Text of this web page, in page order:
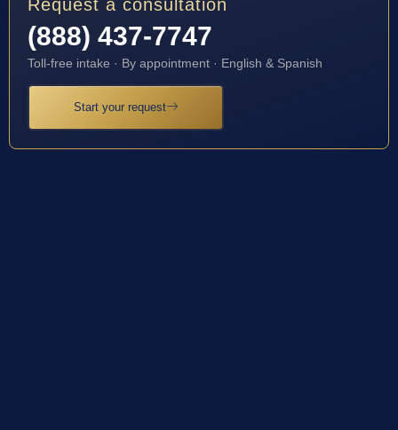
Request a consultation
(888) 437-7747
Toll-free intake · By appointment · English & Spanish
Start your request